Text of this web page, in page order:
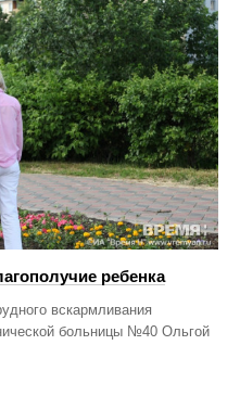
ребенка
вскармливания
больницы №40 Ольгой